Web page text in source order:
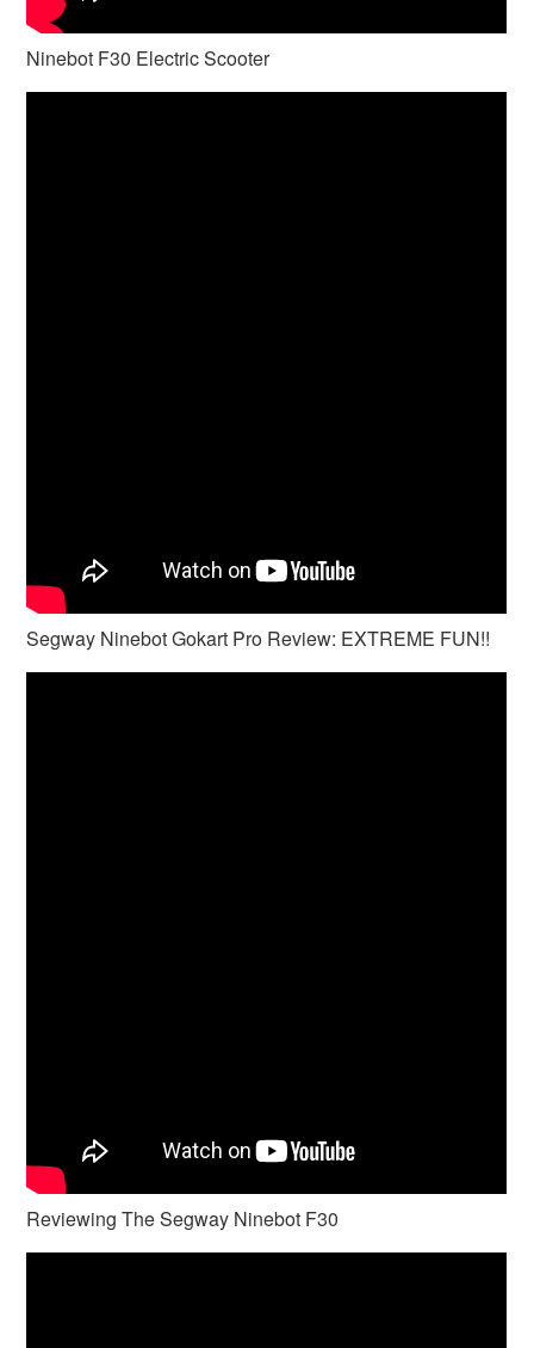
Ninebot F30 Electric Scooter
Segway Ninebot Gokart Pro Review: EXTREME FUN!!
Reviewing The Segway Ninebot F30